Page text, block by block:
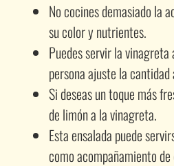
No cocines demasiado la
su color y nutrientes.
Puedes servir la
persona ajuste la cantidad
Si deseas un toque más
de limón a la vinagreta.
Esta ensalada puede
como acompañamiento